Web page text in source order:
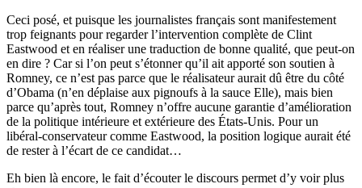
Ceci posé, et puisque les journalistes français sont manifestement
trop feignants pour regarder l’intervention complète de Clint
Eastwood et en réaliser une traduction de bonne qualité, que peut-on
en dire ? Car si l’on peut s’étonner qu’il ait apporté son soutien à
Romney, ce n’est pas parce que le réalisateur aurait dû être du côté
d’Obama (n’en déplaise aux pignoufs à la sauce Elle), mais bien
parce qu’après tout, Romney n’offre aucune garantie d’amélioration
de la politique intérieure et extérieure des États-Unis. Pour un
libéral-conservateur comme Eastwood, la position logique aurait été
de rester à l’écart de ce candidat…
Eh bien là encore, le fait d’écouter le discours permet d’y voir plus